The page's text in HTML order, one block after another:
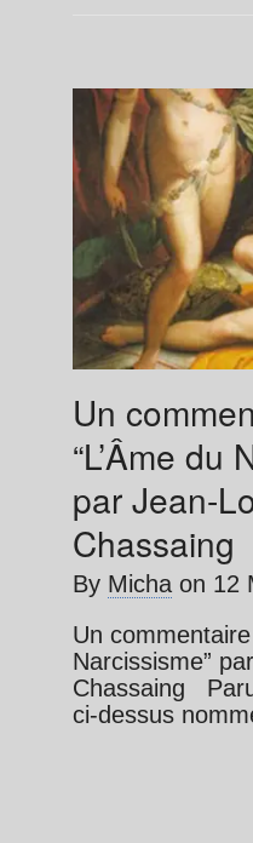
Un
“L’Âme du
par Jean-
Chassaing
By Micha on 12
Un commentaire
Narcissisme”
Chassaing
ci-dessus